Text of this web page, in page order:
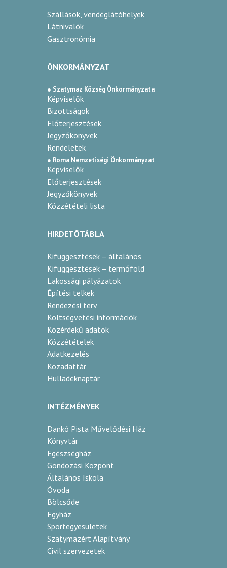
Szállások, vendéglátóhelyek
Látnivalók
Gasztronómia
ÖNKORMÁNYZAT
● Szatymaz Község Önkormányzata
Képviselők
Bizottságok
Előterjesztések
Jegyzőkönyvek
Rendeletek
● Roma Nemzetiségi Önkormányzat
Képviselők
Előterjesztések
Jegyzőkönyvek
Közzétételi lista
HIRDETŐTÁBLA
Kifüggesztések – általános
Kifüggesztések – termőföld
Lakossági pályázatok
Építési telkek
Rendezési terv
Költségvetési információk
Közérdekű adatok
Közzétételek
Adatkezelés
Közadattár
Hulladéknaptár
INTÉZMÉNYEK
Dankó Pista Művelődési Ház
Könyvtár
Egészségház
Gondozási Központ
Általános Iskola
Óvoda
Bölcsőde
Egyház
Sportegyesületek
Szatymazért Alapítvány
Civil szervezetek